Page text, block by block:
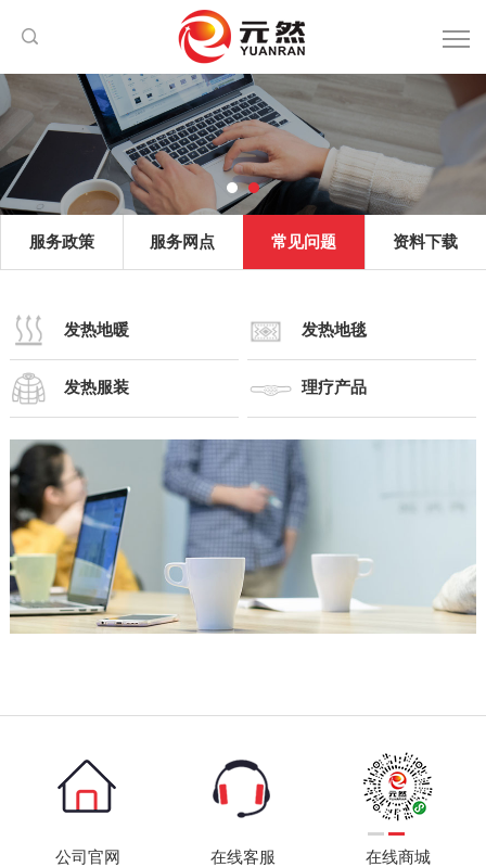
服务政策 服务网点 常见问题 资料下载
发热地暖 发热地毯
发热服装 理疗产品
公司官网 在线客服 在线商城